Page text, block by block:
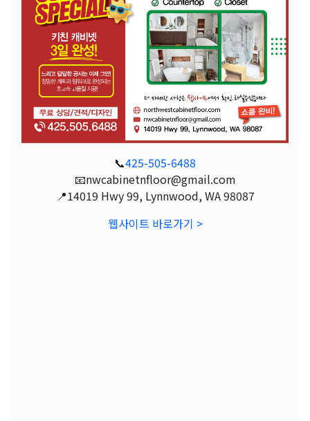
📞425-505-6488
📧nwcabinetnfloor@gmail.com
📍14019 Hwy 99, Lynnwood, WA 98087
웹사이트 바로가기 >